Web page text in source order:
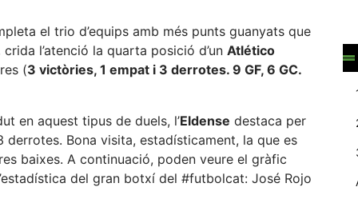
el trio d’equips amb més punts guanyats que
l’atenció la quarta posició d’un Atlético
(3 victòries, 1 empat i 3 derrotes. 9 GF, 6 GC.
en aquest tipus de duels, l’Eldense destaca per
Bona visita, estadísticament, la que es
baixes. A continuació, poden veure el gràfic
del gran botxí del #futbolcat: José Rojo
funcionament
tècnic de la
web.
Estadístiques
Recopilem
dades
estadístiques
de manera